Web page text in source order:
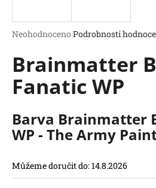
Průměrné
produktu
je
0,0
hvězdiček.
Neohodnoceno Podrobnosti
Brainmatter
Fanatic WP
Barva Brainmatter
WP - The Army
Můžeme doručit do:14.8.2026
j
t
?
HLEDAT
o